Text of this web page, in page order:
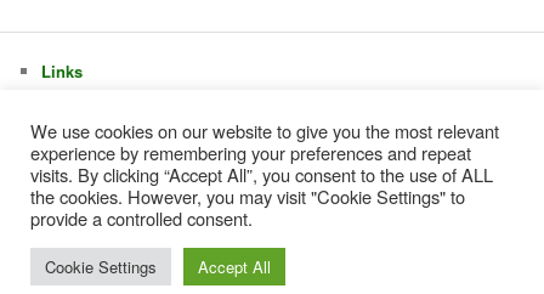
Links
Touren 2026
We use cookies on our website to give you the most relevant
experience by remembering your preferences and repeat
visits. By clicking “Accept All”, you consent to the use of ALL
the cookies. However, you may visit "Cookie Settings" to
provide a controlled consent.
Cookie Settings Accept All